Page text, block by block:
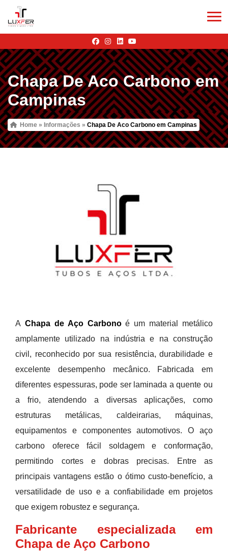
Chapa De Aco Carbono em
Campinas
Home » Informações » Chapa De Aco Carbono em Campinas
A Chapa de Aço Carbonoé um material metálico
amplamente utilizado na indústria e na construção
civil, reconhecido por sua resistência, durabilidade e
excelente desempenho mecânico. Fabricada em
diferentes espessuras, pode ser laminada a quente ou
a frio, atendendo a diversas aplicações, como
estruturas metálicas, caldeirarias, máquinas,
equipamentos e componentes automotivos. O aço
carbono oferece fácil soldagem e conformação,
permitindo cortes e dobras precisas. Entre as
principais vantagens estão o ótimo custo-benefício, a
versatilidade de uso e a confiabilidade em projetos
que exigem robustez e segurança.
Fabricante especializada em
Chapa de Aço Carbono